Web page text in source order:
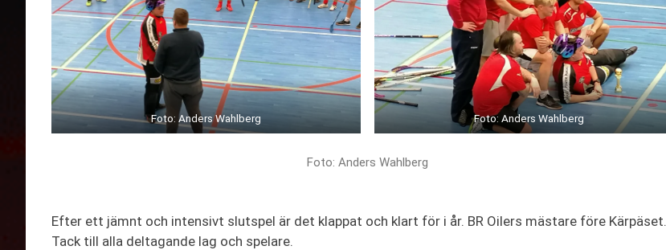
Foto: Anders Wahlberg Foto: Anders Wahlberg
Foto: Anders Wahlberg
Efter ett jämnt och intensivt slutspel är det klappat och klart för i år. BR Oilers mästare före Kärpäset.
Tack till alla deltagande lag och spelare.